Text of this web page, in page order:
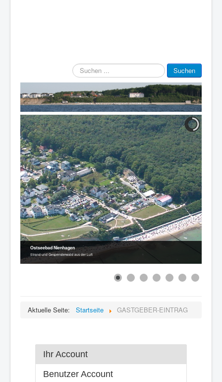
Suchen
...
Suchen
Ostseebad Nienhagen
Strand und Gespensterwald aus der Luft
Aktuelle Seite: Startseite GASTGEBER-EINTRAG
Ihr Account
Benutzer Account